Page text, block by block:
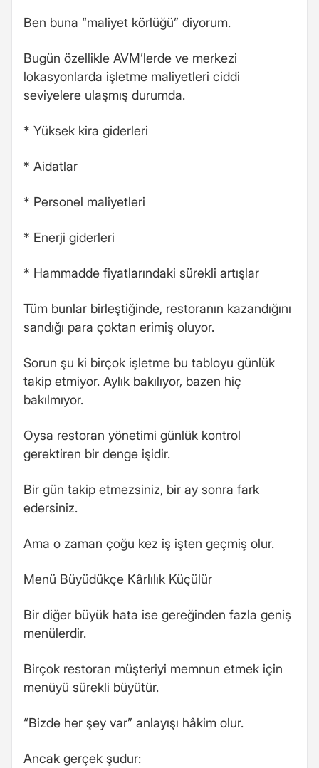
Ben buna “maliyet körlüğü” diyorum.
Bugün özellikle AVM’lerde ve merkezi
lokasyonlarda işletme maliyetleri ciddi
seviyelere ulaşmış durumda.
* Yüksek kira giderleri
* Aidatlar
* Personel maliyetleri
* Enerji giderleri
* Hammadde fiyatlarındaki sürekli artışlar
Tüm bunlar birleştiğinde, restoranın kazandığını
sandığı para çoktan erimiş oluyor.
Sorun şu ki birçok işletme bu tabloyu günlük
takip etmiyor. Aylık bakılıyor, bazen hiç
bakılmıyor.
Oysa restoran yönetimi günlük kontrol
gerektiren bir denge işidir.
Bir gün takip etmezsiniz, bir ay sonra fark
edersiniz.
Ama o zaman çoğu kez iş işten geçmiş olur.
Menü Büyüdükçe Kârlılık Küçülür
Bir diğer büyük hata ise gereğinden fazla geniş
menülerdir.
Birçok restoran müşteriyi memnun etmek için
menüyü sürekli büyütür.
“Bizde her şey var” anlayışı hâkim olur.
Ancak gerçek şudur: